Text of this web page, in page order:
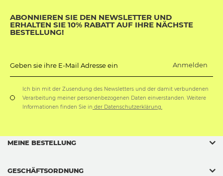
ABONNIEREN SIE DEN NEWSLETTER UND
ERHALTEN SIE 10% RABATT AUF IHRE NÄCHSTE
BESTELLUNG!
Geben sie ihre E-Mail Adresse ein Anmelden
Ich bin mit der Zusendung des Newsletters und der damit verbundenen
Verarbeitung meiner personenbezogenen Daten einverstanden. Weitere
Informationen finden Sie in der Datenschutzerklärung.
MEINE BESTELLUNG
GESCHÄFTSORDNUNG